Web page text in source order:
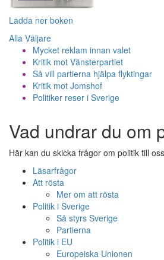
Ladda ner boken
Alla Väljare
Mycket reklam innan valet
Kritik mot Vänsterpartiet
Så vill partierna hjälpa flyktingar
Kritik mot Jomshof
Politiker reser i Sverige
Vad undrar du om
Här kan du skicka frågor om politik till
Läsarfrågor
Att rösta
Mer om att rösta
Politik i Sverige
Så styrs Sverige
Partierna
Politik i EU
Europeiska Unionen